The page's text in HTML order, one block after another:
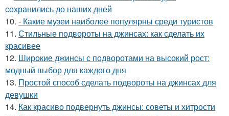
сохранились до наших дней
10. - Какие музеи наиболее популярны среди туристов
11. Стильные подвороты на джинсах: как сделать их
красивее
12. Широкие джинсы с подворотами на высокий рост:
модный выбор для каждого дня
13. Простой способ сделать подвороты на джинсах для
девушки
14. Как красиво подвернуть джинсы: советы и хитрости